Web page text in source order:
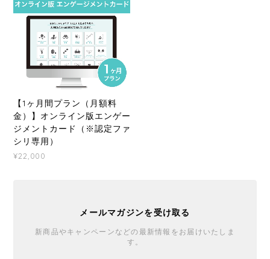
【1ヶ月間プラン（月額料
金）】オンライン版エンゲー
ジメントカード（※認定ファ
シリ専用）
¥22,000
メールマガジンを受け取る
新商品やキャンペーンなどの最新情報をお届けいたしま
す。